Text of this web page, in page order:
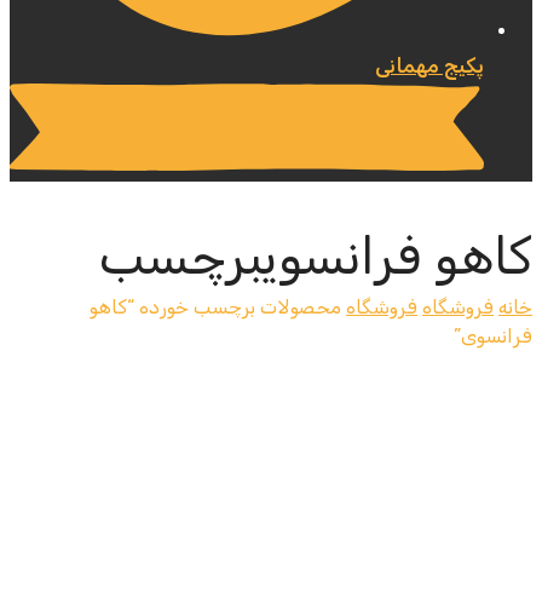
پکیج مهمانی
کاهو فرانسویبرچسب
خانه فروشگاه فروشگاه محصولات برچسب خورده “کاهو
فرانسوی”